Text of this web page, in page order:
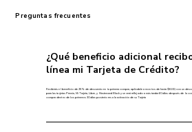
Preguntas frecuentes
¿Qué beneficio adicional
línea mi Tarjeta de Crédito?
Recibirás el beneficio de 25% de descuento en tu primera compra, aplicable a montos de hasta $50.00, con un
para las tarjetas Premia, Mi Tarjeta, Libre, y Mastercard Black y se verá reflejado a más tardar 60 días después de la
compra dentro de los primeros 30 días posteriores a la activación de su Tarjeta